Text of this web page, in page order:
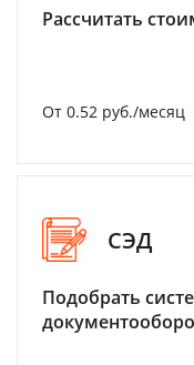
Рассчитать
От 0.52 руб./месяц
СЭД
Подобрать